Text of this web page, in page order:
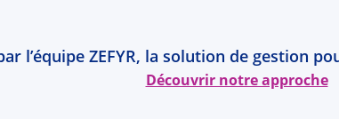
l’équipe ZEFYR, la solution de gestion
Découvrir notre approche